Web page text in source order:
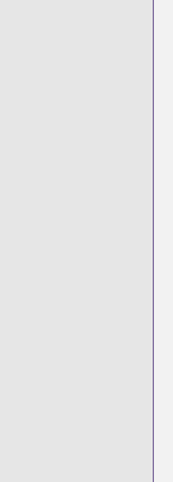
https://
series/